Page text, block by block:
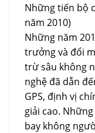
Những tiến bộ
năm 2010)
Những năm
trưởng và đổi
trừ sâu không
nghệ đã dẫn
GPS, định vị
giải cao.
bay không